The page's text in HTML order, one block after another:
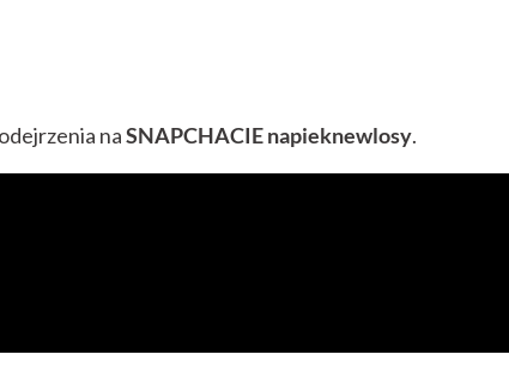
naSNAPCHACIE napieknewlosy.